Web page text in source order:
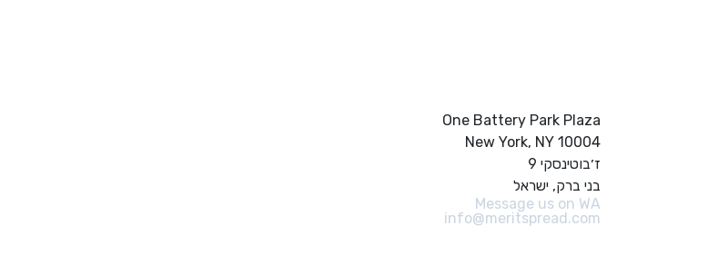
One Battery Park Plaza
New York, NY 10004
ז׳בוטינסקי 9
בני ברק, ישראל
Message us on WA
info@meritspread.com